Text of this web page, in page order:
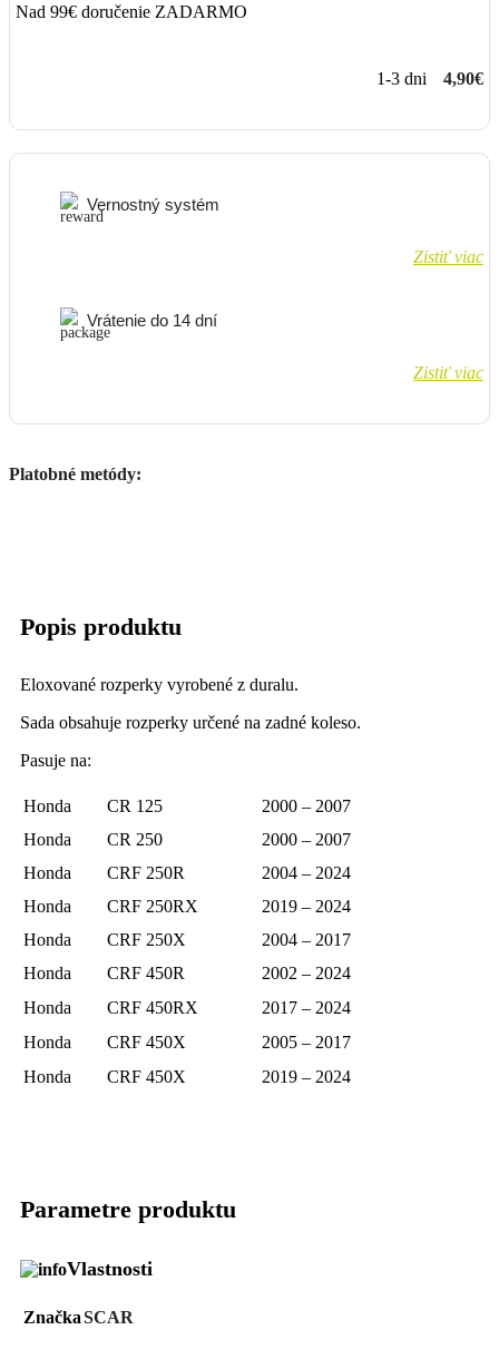
Nad 99€ doručenie ZADARMO
1-3 dni 4,90€
Vernostný systém
Zistiť viac
Vrátenie do 14 dní
Zistiť viac
Platobné metódy:
Popis produktu
Eloxované rozperky vyrobené z duralu.
Sada obsahuje rozperky určené na zadné koleso.
Pasuje na:
Honda CR 125
2000 – 2007
Honda
CR 250
2000 – 2007
Honda
CRF 250R
2004 – 2024
Honda
CRF 250RX
2019 – 2024
Honda
CRF 250X
2004 – 2017
Honda
CRF 450R
2002 – 2024
Honda
CRF 450RX
2017 – 2024
Honda
CRF 450X
2005 – 2017
Honda
CRF 450X 2019 – 2024
Parametre produktu
Vlastnosti
ZnačkaSCAR